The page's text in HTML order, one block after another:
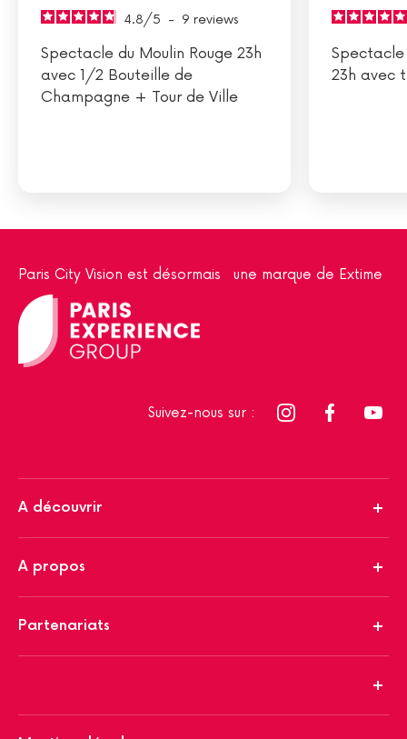
4.8/5 - 9 reviews
Spectacle du Moulin Rouge 23h
avec 1/2 Bouteille de
Champagne + Tour de Ville
Spectacle
23h avec
Paris City Vision est désormais une marque de Extime
Suivez-nous sur :
A découvrir
A propos
Partenariats